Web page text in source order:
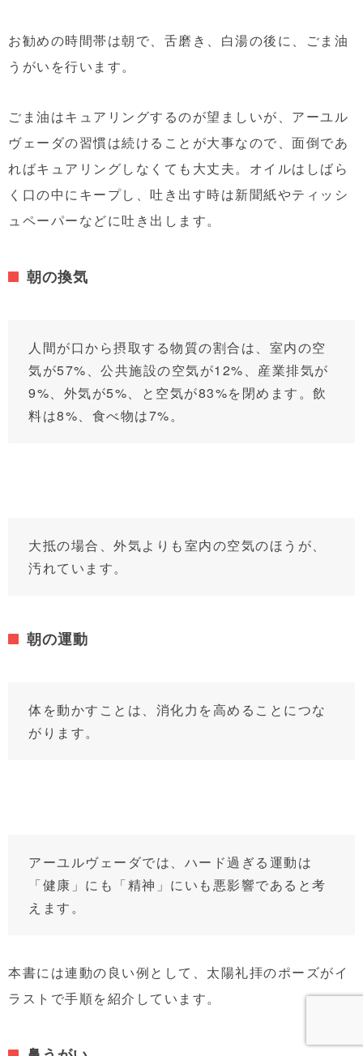
お勧めの時間帯は朝で、舌磨き、白湯の後に、ごま油
うがいを行います。
ごま油はキュアリングするのが望ましいが、アーユル
ヴェーダの習慣は続けることが大事なので、面倒であ
ればキュアリングしなくても大丈夫。オイルはしばら
く口の中にキープし、吐き出す時は新聞紙やティッシ
ュペーパーなどに吐き出します。
朝の換気
人間が口から摂取する物質の割合は、室内の空
気が57%、公共施設の空気が12%、産業排気が
9%、外気が5%、と空気が83%を閉めます。飲
料は8%、食べ物は7%。
大抵の場合、外気よりも室内の空気のほうが、
汚れています。
朝の運動
体を動かすことは、消化力を高めることにつな
がります。
アーユルヴェーダでは、ハード過ぎる運動は
「健康」にも「精神」にいも悪影響であると考
えます。
本書には連動の良い例として、太陽礼拝のポーズがイ
ラストで手順を紹介しています。